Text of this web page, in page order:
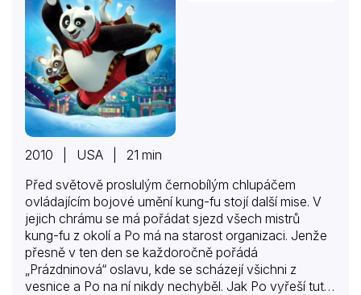
2010 | USA | 21 min
Před světově proslulým černobílým chlupáčem
ovládajícím bojové umění kung-fu stojí další mise. V
jejich chrámu se má pořádat sjezd všech mistrů
kung-fu z okolí a Po má na starost organizaci. Jenže
přesně v ten den se každoročně pořádá
„Prázdninová“ oslavu, kde se scházejí všichni z
vesnice a Po na ní nikdy nechyběl. Jak Po vyřeší tuto